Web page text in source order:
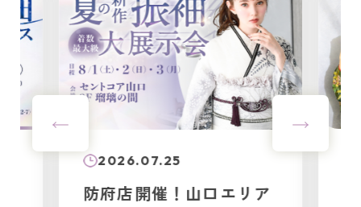
2026.07.25
防府店開催！山口エリア